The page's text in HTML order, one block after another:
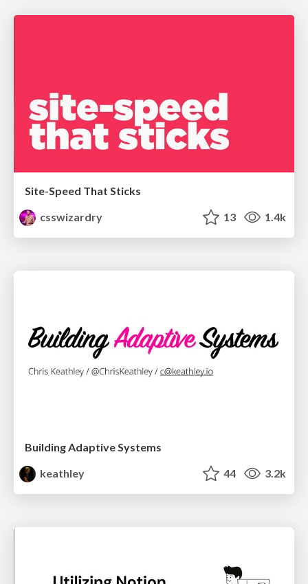
Site-Speed That Sticks
csswizardry
13 1.4k
Building Adaptive Systems
keathley
44 3.2k